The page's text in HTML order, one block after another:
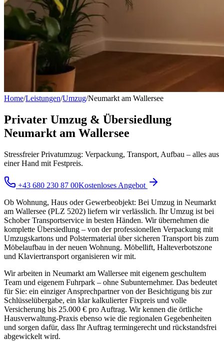
Home/Leistungen/Umzug/Neumarkt am Wallersee
Privater Umzug & Übersiedlung
Neumarkt am Wallersee
Stressfreier Privatumzug: Verpackung, Transport, Aufbau – alles aus
einer Hand mit Festpreis.
+43 680 230 87 00Kostenloses Angebot
Ob Wohnung, Haus oder Gewerbeobjekt: Bei Umzug in Neumarkt
am Wallersee (PLZ 5202) liefern wir verlässlich. Ihr Umzug ist bei
Schober Transportservice in besten Händen. Wir übernehmen die
komplette Übersiedlung – von der professionellen Verpackung mit
Umzugskartons und Polstermaterial über sicheren Transport bis zum
Möbelaufbau in der neuen Wohnung. Möbellift, Halteverbotszone
und Klaviertransport organisieren wir mit.
Wir arbeiten in Neumarkt am Wallersee mit eigenem geschultem
Team und eigenem Fuhrpark – ohne Subunternehmer. Das bedeutet
für Sie: ein einziger Ansprechpartner von der Besichtigung bis zur
Schlüsselübergabe, ein klar kalkulierter Fixpreis und volle
Versicherung bis 25.000 € pro Auftrag. Wir kennen die örtliche
Hausverwaltung-Praxis ebenso wie die regionalen Gegebenheiten
und sorgen dafür, dass Ihr Auftrag termingerecht und rückstandsfrei
abgewickelt wird.